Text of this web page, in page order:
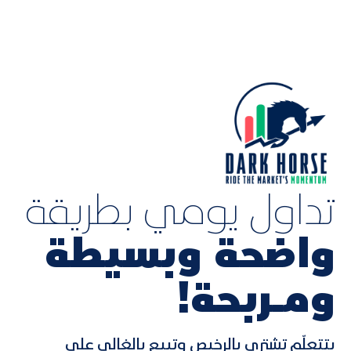
تداول يومي بطريقة
واضحة وبسيطة
ومـربحة!
بتتعلّم تشتري بالرخيص وتبيع بالغالي على